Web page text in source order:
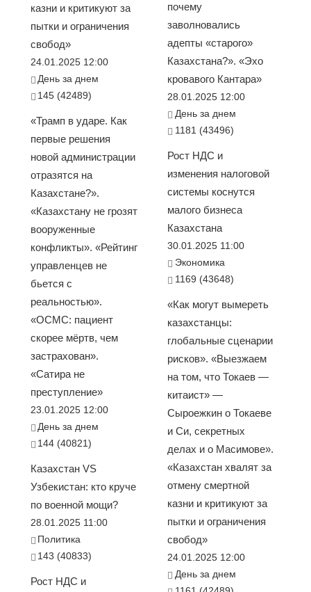
казни и критикуют за
пытки и ограничения
свобод»
24.01.2025 12:00
День за днем
145 (42489)
«Трамп в ударе. Как
первые решения
новой администрации
отразятся на
Казахстане?».
«Казахстану не грозят
вооруженные
конфликты». «Рейтинг
управленцев не
бьется с
реальностью».
«ОСМС: пациент
скорее мёртв, чем
застрахован».
«Сатира не
преступление»
23.01.2025 12:00
День за днем
144 (40821)
Казахстан VS
Узбекистан: кто круче
по военной мощи?
28.01.2025 11:00
Политика
143 (40833)
Рост НДС и
почему
заволновались
адепты «старого»
Казахстана?». «Эхо
кровавого Кантара»
28.01.2025 12:00
День за днем
1181 (43496)
Рост НДС и
изменения налоговой
системы коснутся
малого бизнеса
Казахстана
30.01.2025 11:00
Экономика
1169 (43648)
«Как могут вымереть
казахстанцы:
глобальные сценарии
рисков». «Выезжаем
на том, что Токаев —
китаист» —
Сыроежкин о Токаеве
и Си, секретных
делах и о Масимове».
«Казахстан хвалят за
отмену смертной
казни и критикуют за
пытки и ограничения
свобод»
24.01.2025 12:00
День за днем